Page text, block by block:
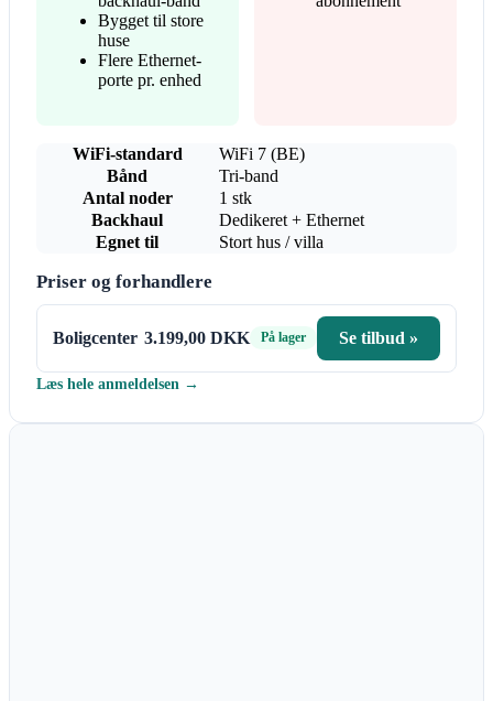
Bygget til store
huse
Flere Ethernet-
porte pr. enhed
WiFi-standard
WiFi 7 (BE)
Bånd
Tri-band
Antal noder
1 stk
Backhaul
Dedikeret + Ethernet
Egnet til
Stort hus / villa
Priser og forhandlere
Boligcenter 3.199,00 DKK På lager Se tilbud »
Læs hele anmeldelsen →